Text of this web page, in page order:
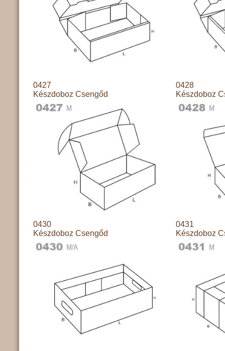
0427
Készdoboz Csengőd
0428
Készdoboz
0430
Készdoboz Csengőd
0431
Készdoboz